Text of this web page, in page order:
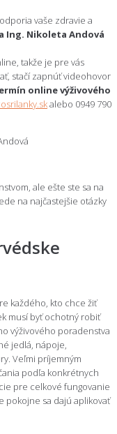
vaše zdravie a
Ing. Nikoleta Andová
takže je pre vás
stačí zapnúť videohovor
online výživového
alebo 0949 790
ale ešte ste sa na
na najčastejšie otázky
každého, kto chce žiť
musí byť ochotný robiť
výživového poradenstva
jedlá, nápoje,
Veľmi príjemným
podľa konkrétnych
pre celkové fungovanie
pokojne sa dajú aplikovať